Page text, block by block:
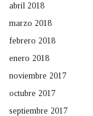
abril 2018
marzo 2018
febrero 2018
enero 2018
noviembre 2017
octubre 2017
septiembre 2017